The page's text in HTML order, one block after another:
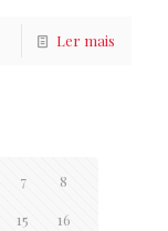
Ler mais
7 8
15 16